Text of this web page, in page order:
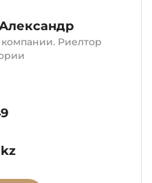
Риелтор